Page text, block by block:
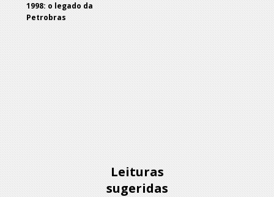
1998: o legado da
Petrobras
Leituras
sugeridas